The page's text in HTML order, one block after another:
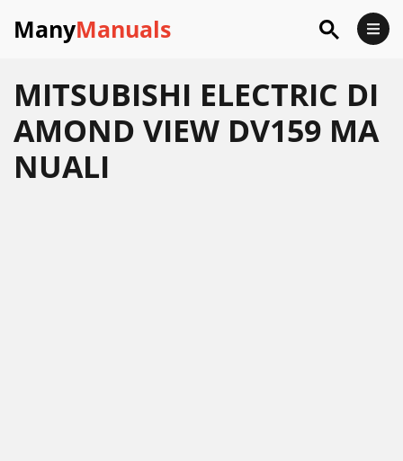
ManyManuals
MITSUBISHI ELECTRIC DI
AMOND VIEW DV159 MA
NUALI